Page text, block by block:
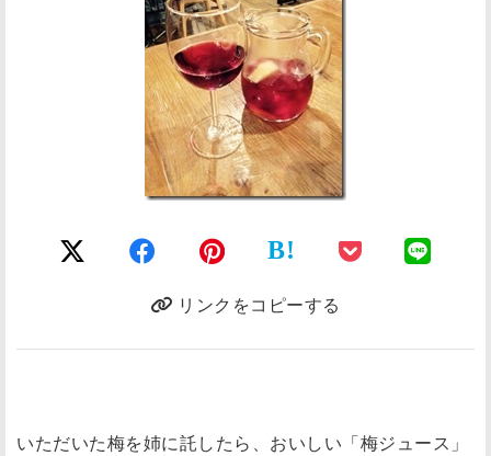
B!
リンクをコピーする
いただいた梅を姉に託したら、おいしい「梅ジュース」